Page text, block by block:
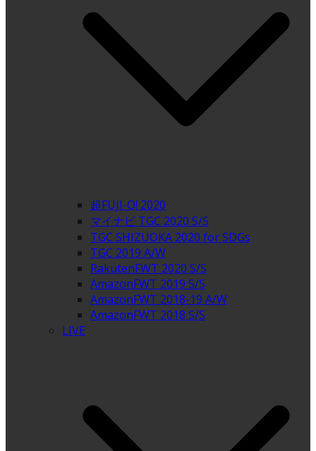
超FUJI-Q! 2020
マイナビ TGC 2020 S/S
TGC SHIZUOKA 2020 for SDGs
TGC 2019 A/W
RakutenFWT 2020 S/S
AmazonFWT 2019 S/S
AmazonFWT 2018-19 A/W
AmazonFWT 2018 S/S
LIVE